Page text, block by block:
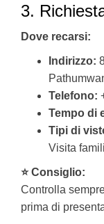
3.
Dove recarsi:
Indirizzo:
Telefono:
Tempo di
Tipi di
Visita
⭐ Consiglio:
Controlla
prima di